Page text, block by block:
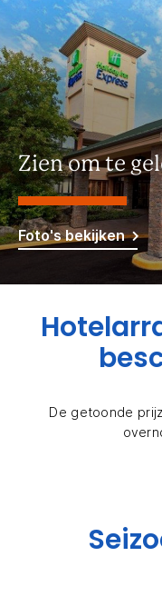
Zien om te
Foto's bekijken
De getoonde